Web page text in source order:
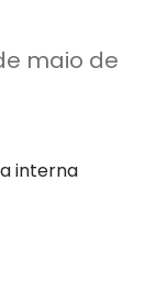
maio de